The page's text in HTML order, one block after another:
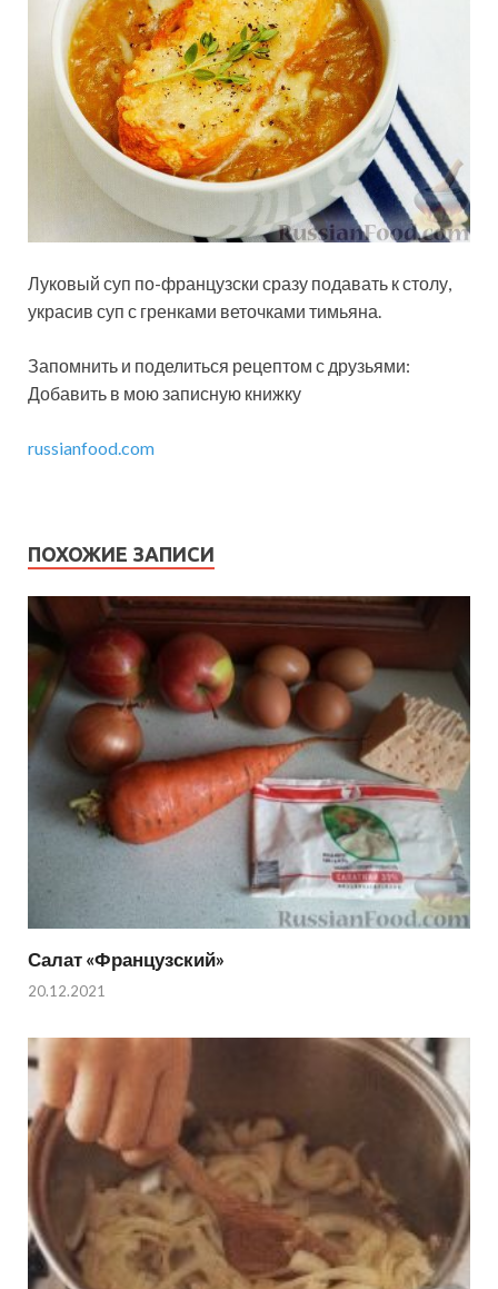
Луковый суп по-французски сразу подавать к столу,
украсив суп с гренками веточками тимьяна.
Запомнить и поделиться рецептом с друзьями:
Добавить в мою записную книжку
russianfood.com
ПОХОЖИЕ ЗАПИСИ
Салат «Французский»
20.12.2021